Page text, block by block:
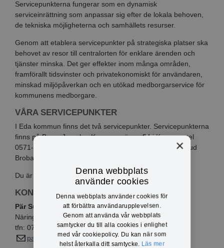
Servicepunkterna fungerar som en dynamisk
serviceinrättning som anpassar sig efter de lokala behoven,
de tekniska möjligheterna och samhällets resurser.
Genom att etablera servicepunkter på strategiska platser ska
behovet av resor till centralorten för enklare ärenden och
tjänster minska. Det ger effekter inom många områden,
framförallt tidsvinster och privatekonomiskt för användaren,
minskad miljöpåverkan och en utökad medborgarservice för
kommunens medborgare.
VÅRA SERVICEPUNKTER
I Eda kommun finns det två servicepunkter. Servicepunkterna
finns på ByggaJarnske, Koppomsvägen 54 i Koppom, tel
0571-100 05 och
, Gunnerud
Brobacka, mob +46 (0)70 566 9611.
Du är välkommen att besöka dessa.
KONTAKTINFO
Pär Sundman
Näringslivsutvecklare
tfn: 070-220 12 28
par.sundman@eda.se
×
Denna webbplats
använder cookies
Denna webbplats använder cookies för
att förbättra användarupplevelsen.
Genom att använda vår webbplats
samtycker du till alla cookies i enlighet
med vår cookiepolicy. Du kan när som
helst återkalla ditt samtycke. Läs mer